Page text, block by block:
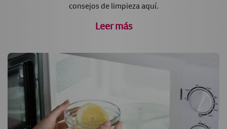
consejos de limpieza aquí.
Leer más